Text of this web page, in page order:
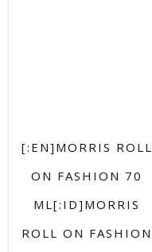
[:EN]MORRIS ROLL
ON FASHION 70
ML[:ID]MORRIS
ROLL ON FASHION